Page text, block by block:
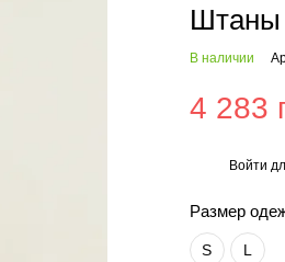
Штаны
В наличии
4 283
Войти
Размер
S L